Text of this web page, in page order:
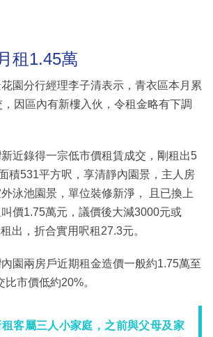
租1.45萬
園分行經理李子清表示，青衣區本月累
因區內有新樓入伙，令租金略有下調
近錄得一宗低市價租賃成交，剛租出5
積531平方呎，享清靜內園景，主人房
泳池園景，單位裝修新淨， 且已換上
價1.75萬元，議價後大減3000元或
出，折合實用呎租27.3元。
園兩房戶近期租金造價一般約1.75萬至
市價低約20%。
客屬三人小家庭，之前與父母及家